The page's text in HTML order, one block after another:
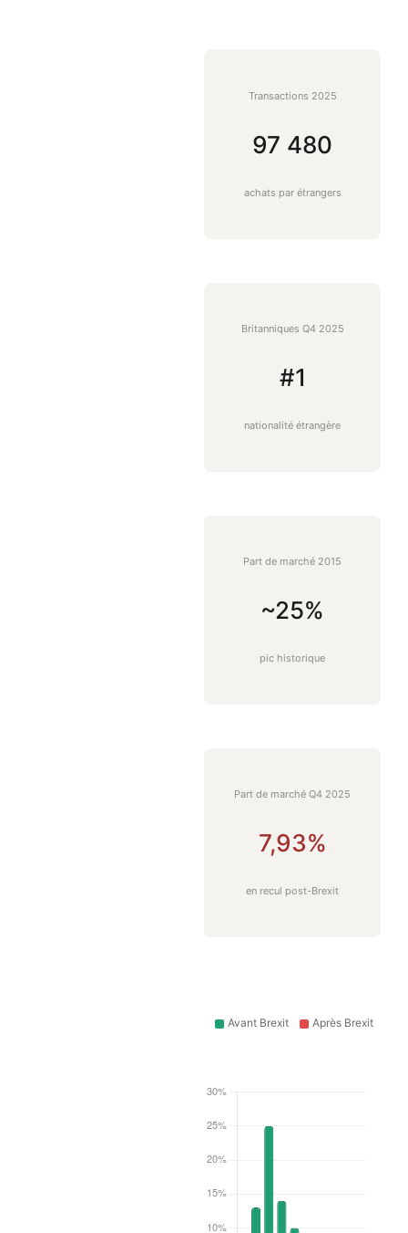
Transactions 2025
97 480
achats par étrangers
Britanniques Q4 2025
#1
nationalité étrangère
Part de marché 2015
~25%
pic historique
Part de marché Q4 2025
7,93%
en recul post-Brexit
Avant Brexit Après Brexit